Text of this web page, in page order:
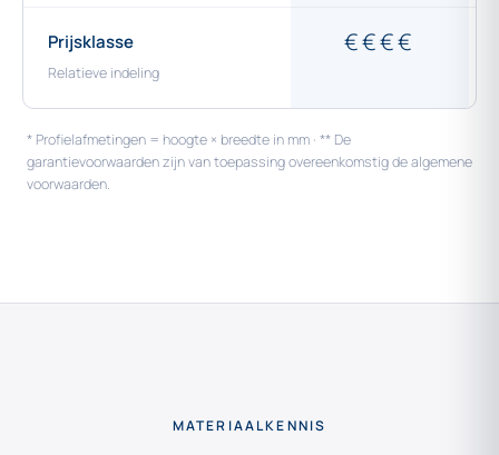
Prijsklasse
Relatieve indeling
€€€€
* Profielafmetingen = hoogte × breedte in mm · ** De
garantievoorwaarden zijn van toepassing overeenkomstig de algemene
voorwaarden.
MATERIAALKENNIS